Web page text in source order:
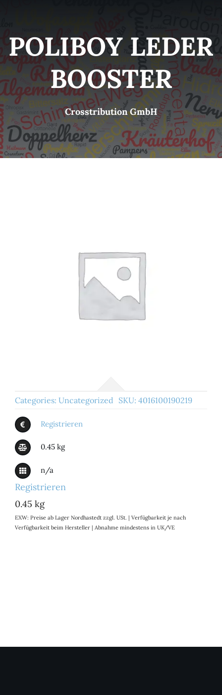
Brands
B2B-Shop
Kontakt
POLIBOY LEDER
BOOSTER
Crosstribution GmbH
Categories: Uncategorized SKU: 4016100190219
Registrieren
0.45 kg
n/a
Registrieren
0.45 kg
EXW: Preise ab Lager Nordhastedt zzgl. USt. | Verfügbarkeit je nach
Verfügbarkeit beim Hersteller | Abnahme mindestens in UK/VE